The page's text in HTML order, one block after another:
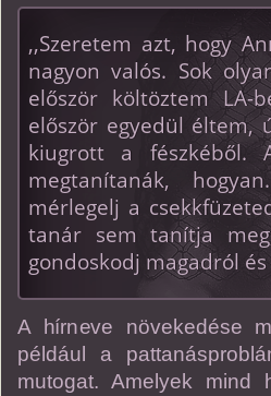
,,Szeretem azt, hogy
nagyon valós. Sok
először költöztem
először egyedül éltem,
kiugrott a fészkéből.
megtanítanák,
mérlegelj a
tanár sem tanítja
gondoskodj magadról
A hírneve növekedése
például a
mutogat. Amelyek mind